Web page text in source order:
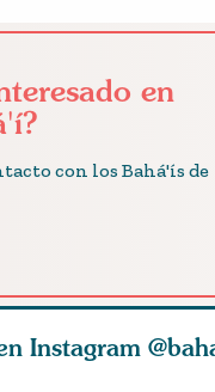
en
con los Bahá'ís de
Instagram